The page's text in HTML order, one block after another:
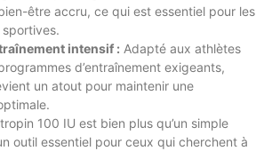
être accru, ce qui est essentiel pour les
intensif : Adapté aux athlètes
d’entraînement exigeants,
un atout pour maintenir une
100 IU est bien plus qu’un simple
outil essentiel pour ceux qui cherchent à